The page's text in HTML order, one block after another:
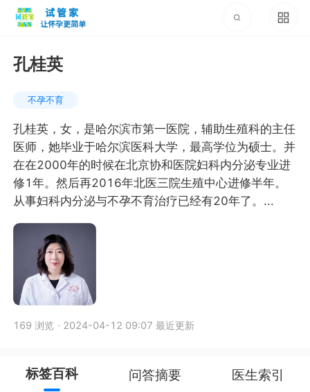
孔桂英
不孕不育
孔桂英，女，是哈尔滨市第一医院，辅助生殖科的主任
医师，她毕业于哈尔滨医科大学，最高学位为硕士。并
在在2000年的时候在北京协和医院妇科内分泌专业进
修1年。然后再2016年北医三院生殖中心进修半年。
从事妇科内分泌与不孕不育治疗已经有20年了。...
169 浏览 · 2024-04-12 09:07 最近更新
标签百科 问答摘要 医生索引